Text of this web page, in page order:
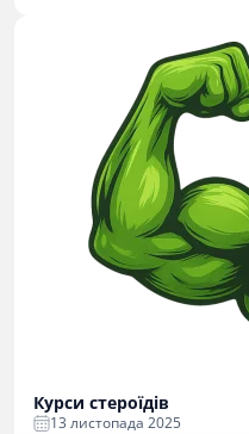
Курси стероїдів
13 листопада 2025